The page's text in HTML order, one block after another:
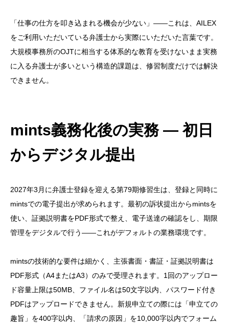
「仕事の仕方を叩き込まれる機会が少ない」——これは、AILEX
をご利用いただいている弁護士から実際にいただいた言葉です。
大規模事務所のOJTに相当する体系的な教育を受けないまま実務
に入る弁護士が多いという構造的課題は、修習制度だけでは解決
できません。
mints義務化後の実務 — 初日
からデジタル提出
2027年3月に弁護士登録を迎える第79期修習生は、登録と同時に
mintsでの電子提出が求められます。最初の訴状提出からmintsを
使い、証拠説明書をPDF形式で整え、電子送達の確認をし、期限
管理をデジタルで行う——これがデフォルトの業務環境です。
mintsの技術的な要件は細かく、主張書面・書証・証拠説明書は
PDF形式（A4またはA3）のみで受理されます。1回のアップロー
ド容量上限は50MB、ファイル名は50文字以内、パスワード付き
PDFはアップロードできません。新規申立ての際には「申立ての
趣旨」を400字以内、「請求の原因」を10,000字以内でフォーム